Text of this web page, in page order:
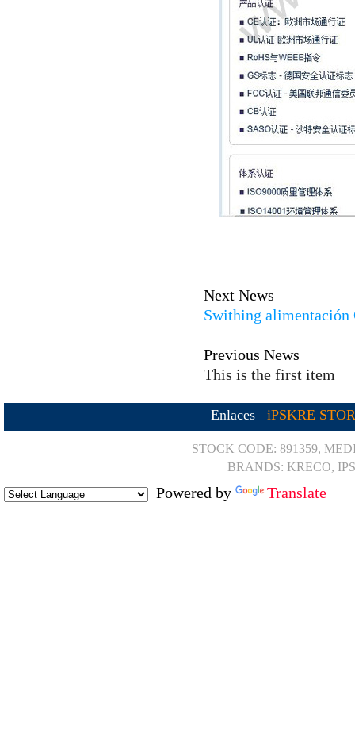
Next News
Swithing
Previous News
This is the first item
Enlaces iPSKRE
STOCK CODE: 891359,
BRANDS: KRECO,
Powered by Translate